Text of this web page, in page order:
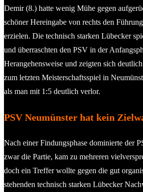
Demir (8.) hatte wenig Mühe gegen
schöner Hereingabe von rechts den
erzielen. Die technisch starken Lübecker
und überraschten den PSV in der
Herangehensweise und zeigten sich
zum letzten Meisterschaftsspiel in
als man mit 1:5 deutlich verlor.
PSV Neumünster hat kein
Nach einer Findungsphase dominierte der
zwar die Partie, kam zu mehreren
doch ein Treffer wollte gegen die gut
stehenden technisch starken Lübecker